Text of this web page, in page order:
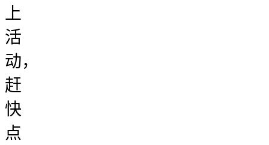
上
活
动，
赶
快
点